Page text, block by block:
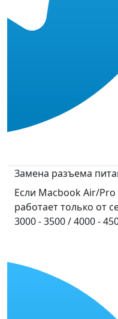
Замена разъема
Если Macbook Air/
работает только от
3000 - 3500 / 4000 -